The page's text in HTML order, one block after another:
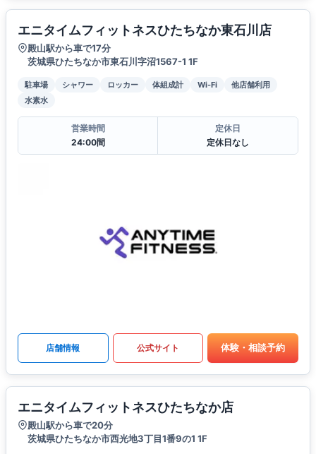
エニタイムフィットネスひたちなか東石川店
殿山駅から車で17分
茨城県ひたちなか市東石川字沼1567-1 1F
駐車場 シャワー ロッカー 体組成計 Wi-Fi
他店舗利用
水素水
営業時間
24:00間
定休日
定休日なし
店舗情報 公式サイト 体験・相談予約
エニタイムフィットネスひたちなか店
殿山駅から車で20分
茨城県ひたちなか市西光地3丁目1番9の1 1F